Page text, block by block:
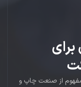
از صنعت چاپ و